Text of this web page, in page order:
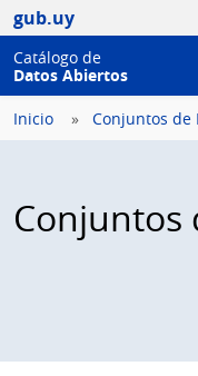
gub.uy
Catálogo de
Datos Abiertos
Inicio Conjuntos de
Conjuntos